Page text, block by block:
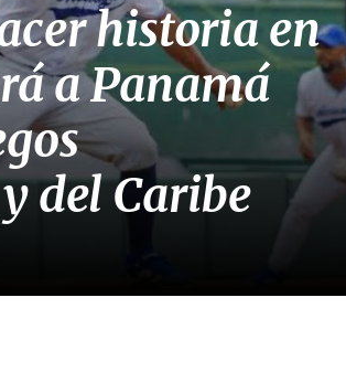
historia en
a Panamá
del Caribe